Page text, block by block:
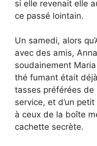
si elle revenait elle
ce passé lointain.
Un samedi, alors
avec des amis,
soudainement
thé fumant était
tasses préférées de
service, et d’un
à ceux de la boîte
cachette secrète.